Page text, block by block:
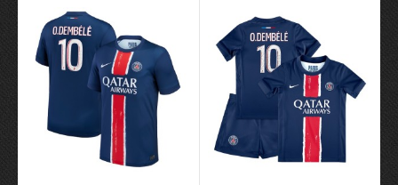
69.55€ 29.90€